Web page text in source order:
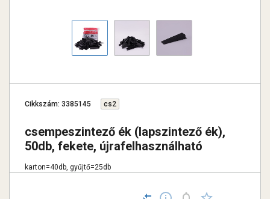
Cikkszám: 3385145 cs2
csempeszintező ék (lapszintező ék),
50db, fekete, újrafelhasználható
karton=40db, gyűjtő=25db